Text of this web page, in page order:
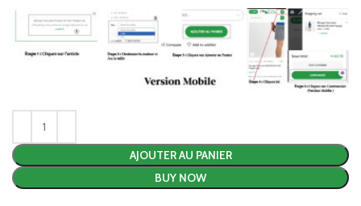
AJOUTER AU PANIER
BUY NOW